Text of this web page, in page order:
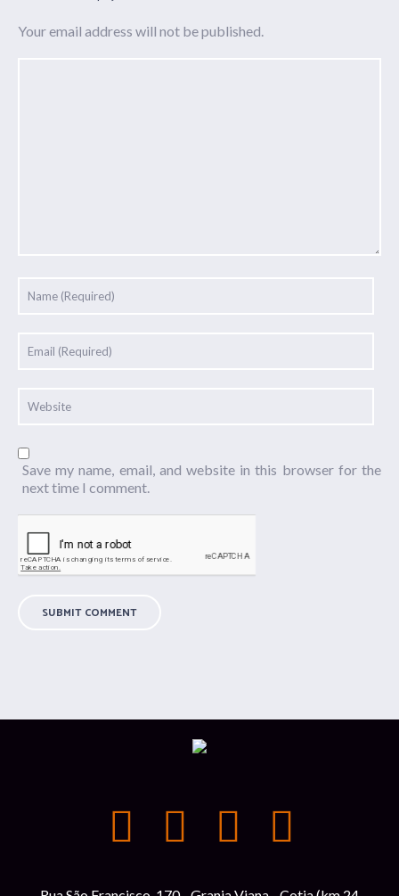
Your email address will not be published.
Save my name, email, and website in this browser for the
next time I comment.